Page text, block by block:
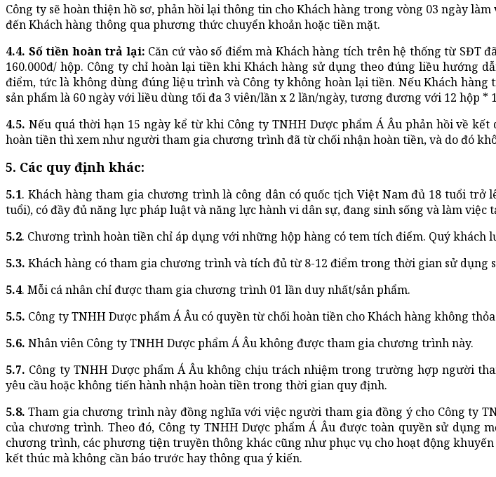
Công ty sẽ hoàn thiện hồ sơ, phản hồi lại thông tin cho Khách hàng trong vòng 03 ngày
đến Khách hàng thông qua phương thức chuyển khoản hoặc tiền mặt.
4.4. Số tiền hoàn trả lại: Căn cứ vào số điểm mà Khách hàng tích trên hệ thống từ
160.000đ/ hộp. Công ty chỉ hoàn lại tiền khi Khách hàng sử dụng theo đúng liều hướng
điểm, tức là không dùng đúng liệu trình và Công ty không hoàn lại tiền. Nếu Khách
sản phẩm là 60 ngày với liều dùng tối đa 3 viên/lần x 2 lần/ngày, tương đương với 12 hộp *
4.5. Nếu quá thời hạn 15 ngày kể từ khi Công ty TNHH Dược phẩm Á Âu phản hồi về
hoàn tiền thì xem như người tham gia chương trình đã từ chối nhận hoàn tiền, và do đó
5. Các quy định khác:
5.1. Khách hàng tham gia chương trình là công dân có quốc tịch Việt Nam đủ 18 tuổi
tuổi), có đầy đủ năng lực pháp luật và năng lực hành vi dân sự, đang sinh sống và làm việc
5.2. Chương trình hoàn tiền chỉ áp dụng với những hộp hàng có tem tích điểm. Quý
5.3. Khách hàng có tham gia chương trình và tích đủ từ 8-12 điểm trong thời gian sử dụng
5.4. Mỗi cá nhân chỉ được tham gia chương trình 01 lần duy nhất/sản phẩm.
5.5. Công ty TNHH Dược phẩm Á Âu có quyền từ chối hoàn tiền cho Khách hàng không
5.6. Nhân viên Công ty TNHH Dược phẩm Á Âu không được tham gia chương trình này.
5.7. Công ty TNHH Dược phẩm Á Âu không chịu trách nhiệm trong trường hợp người
yêu cầu hoặc không tiến hành nhận hoàn tiền trong thời gian quy định.
5.8. Tham gia chương trình này đồng nghĩa với việc người tham gia đồng ý cho Công ty
của chương trình. Theo đó, Công ty TNHH Dược phẩm Á Âu được toàn quyền sử
chương trình, các phương tiện truyền thông khác cũng như phục vụ cho hoạt động
kết thúc mà không cần báo trước hay thông qua ý kiến.